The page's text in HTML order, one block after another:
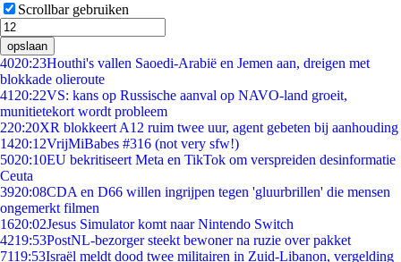
Scrollbar gebruiken
opslaan
4020:23Houthi's vallen Saoedi-Arabië en Jemen aan, dreigen met
blokkade olieroute
41 20:22VS: kans op Russische aanval op NAVO-land groeit,
munitietekort wordt probleem
220:20XR blokkeert A12 ruim twee uur, agent gebeten bij aanhouding
1420:12VrijMiBabes #316 (not very sfw!)
5020:10EU bekritiseert Meta en TikTok om verspreiden desinformatie
Ceuta
3920:08CDA en D66 willen ingrijpen tegen 'gluurbrillen' die mensen
ongemerkt filmen
1620:02Jesus Simulator komt naar Nintendo Switch
4219:53PostNL-bezorger steekt bewoner na ruzie over pakket
7119:53Israël meldt dood twee militairen in Zuid-Libanon, vergelding